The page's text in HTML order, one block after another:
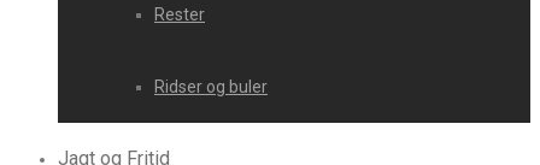
Rester
Ridser og buler
Jagt og Fritid